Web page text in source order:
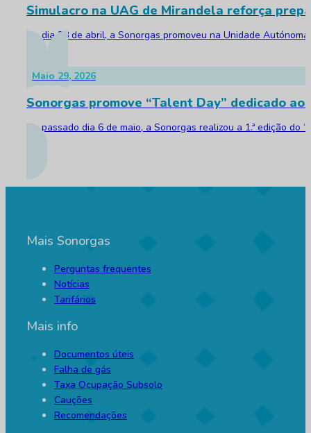
Simulacro na UAG de Mirandela reforça
No dia 28 de abril, a Sonorgas promoveu na Unidade
Maio 29, 2026
Sonorgas promove “Talent Day” dedicado
No passado dia 6 de maio, a Sonorgas realizou a 1.ª edição
Mais Sonorgas
Perguntas frequentes
Notícias
Tarifários
Mais info
Documentos úteis
Falha de gás
Taxa Ocupação Subsolo
Cauções
Recomendações